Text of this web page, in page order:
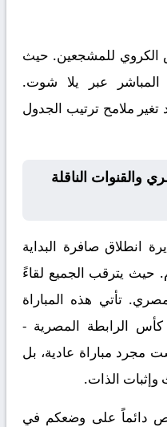
الكروي للمشجعين. حيث
المباشر عبر يلا شوت.
ملامح ترتيب الجدول
والقنوات الناقلة
انطلاق صافرة البداية
حيث يترقب الجميع لقاءً
. تأتي هذه المباراة
الرابطة المصرية -
مجرد مباراة عادية، بل
الذات.
دائماً على وضعكم في